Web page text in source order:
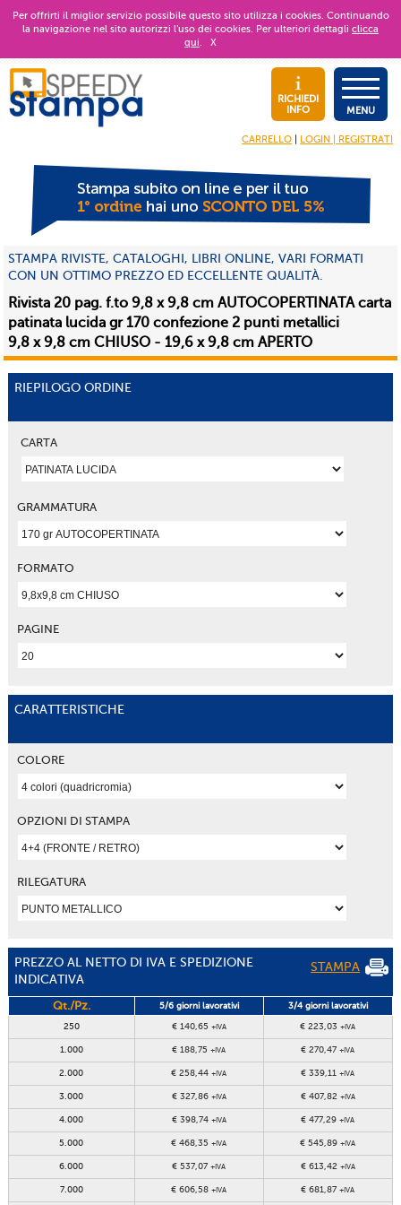
Per offrirti il miglior servizio possibile questo sito utilizza i cookies. Continuando
la navigazione nel sito autorizzi l’uso dei cookies. Per ulteriori dettagli clicca
qui. X
RICHIEDI
INFO
MENU
CARRELLO LOGIN | REGISTRATI
STAMPA RIVISTE, CATALOGHI, LIBRI ONLINE, VARI FORMATI
CON UN OTTIMO PREZZO ED ECCELLENTE QUALITÀ.
Rivista 20 pag. f.to 9,8 x 9,8 cm AUTOCOPERTINATA carta
patinata lucida gr 170 confezione 2 punti metallici
9,8 x 9,8 cm CHIUSO - 19,6 x 9,8 cm APERTO
RIEPILOGO ORDINE
CARTA
GRAMMATURA
FORMATO
PAGINE
CARATTERISTICHE
COLORE
OPZIONI DI STAMPA
RILEGATURA
PREZZO AL NETTO DI IVA E SPEDIZIONE
INDICATIVA
STAMPA
Qt./Pz. 5/6 giorni lavorativi 3/4 giorni lavorativi
250 € 140,65 +IVA € 223,03+IVA
1.000 € 188,75+IVA € 270,47+IVA
2.000 € 258,44+IVA € 339,11+IVA
3.000 € 327,86 +IVA € 407,82 +IVA
4.000 € 398,74 +IVA € 477,29+IVA
5.000 € 468,35+IVA € 545,89+IVA
6.000 € 537,07+IVA € 613,42 +IVA
7.000 € 606,58+IVA € 681,87+IVA